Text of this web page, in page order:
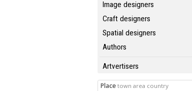
Image designers
Craft designers
Spatial designers
Authors
Artvertisers
Place town area country